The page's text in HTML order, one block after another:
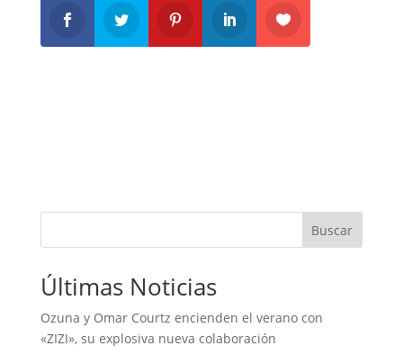
Buscar
Últimas Noticias
Ozuna y Omar Courtz encienden el verano con
«ZIZI», su explosiva nueva colaboración